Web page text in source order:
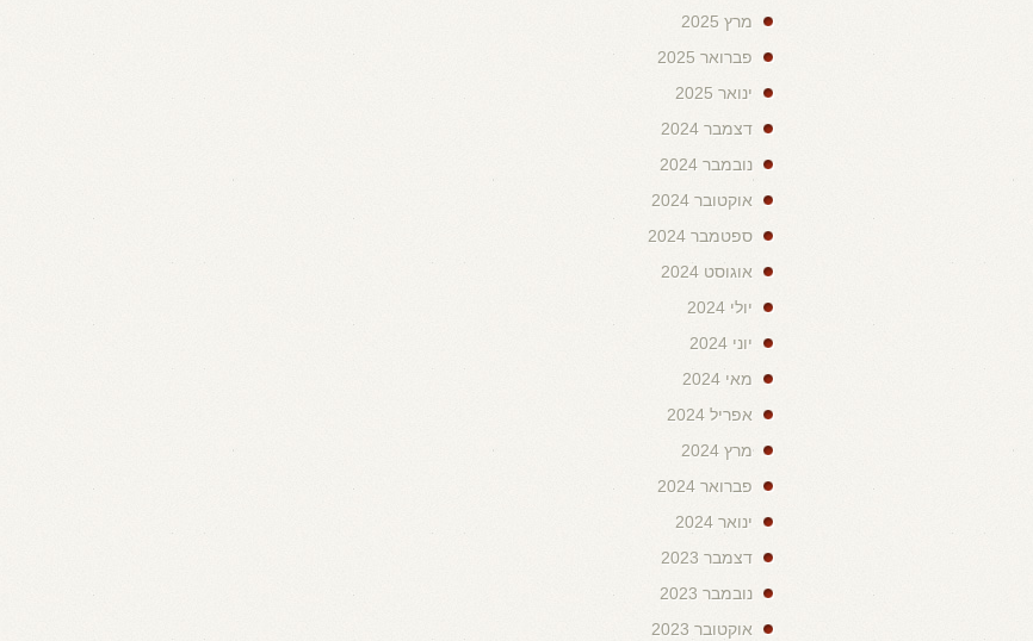
מרץ 2025
פברואר 2025
ינואר 2025
דצמבר 2024
נובמבר 2024
אוקטובר 2024
ספטמבר 2024
אוגוסט 2024
יולי 2024
יוני 2024
מאי 2024
אפריל 2024
מרץ 2024
פברואר 2024
ינואר 2024
דצמבר 2023
נובמבר 2023
אוקטובר 2023